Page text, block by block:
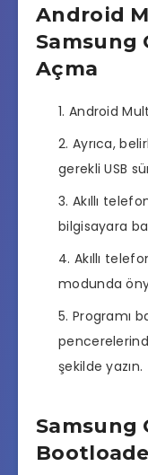
Android
Samsung
Açma
Android
Ayrıca,
gerekli USB
Akıllı
bilgisayara
Akıllı
modunda
Programı
şekilde yazın.
Samsung